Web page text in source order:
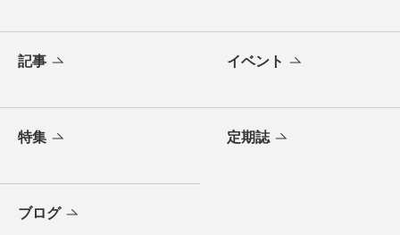
記事 イベント
特集 定期誌
ブログ